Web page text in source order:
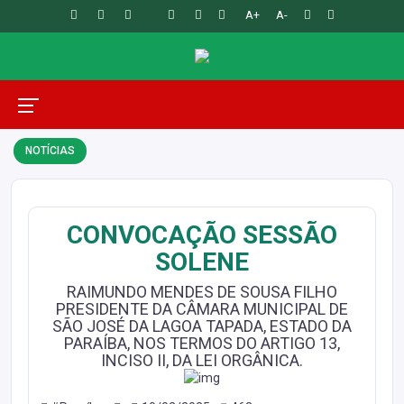
A+ A-
NOTÍCIAS
CONVOCAÇÃO SESSÃO
SOLENE
RAIMUNDO MENDES DE SOUSA FILHO
PRESIDENTE DA CÂMARA MUNICIPAL DE
SÃO JOSÉ DA LAGOA TAPADA, ESTADO DA
PARAÍBA, NOS TERMOS DO ARTIGO 13,
INCISO II, DA LEI ORGÂNICA.